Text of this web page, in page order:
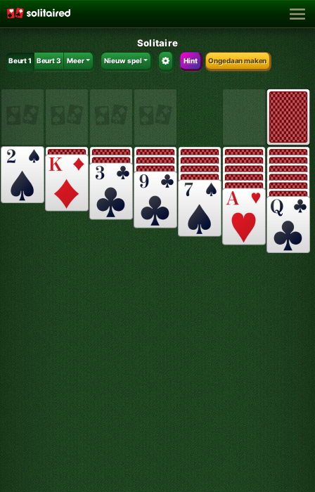
Solitaire
Beurt 1 Beurt 3 Meer Nieuw spel Hint Ongedaan maken